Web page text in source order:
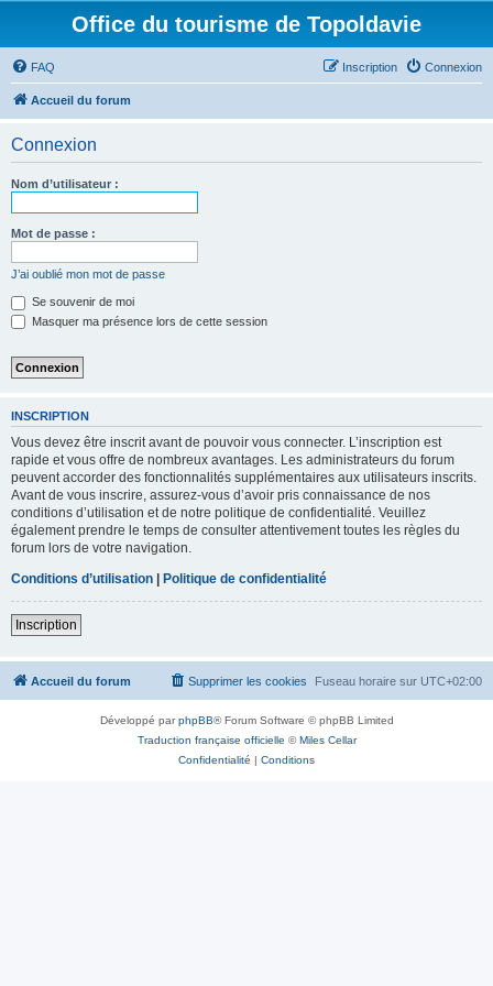
Office du tourisme de Topoldavie
FAQ Connexion
Inscription
Accueil du forum
Connexion
Nom d’utilisateur :
Mot de passe :
J’ai oublié mon mot de passe
Se souvenir de moi
Masquer ma présence lors de cette session
INSCRIPTION
Vous devez être inscrit avant de pouvoir vous connecter. L’inscription est
rapide et vous offre de nombreux avantages. Les administrateurs du forum
peuvent accorder des fonctionnalités supplémentaires aux utilisateurs inscrits.
Avant de vous inscrire, assurez-vous d’avoir pris connaissance de nos
conditions d’utilisation et de notre politique de confidentialité. Veuillez
également prendre le temps de consulter attentivement toutes les règles du
forum lors de votre navigation.
Conditions d’utilisation | Politique de confidentialité
Inscription
Accueil du forum Fuseau horaire sur UTC+02:00
Supprimer les cookies
Développé parphpBB® Forum Software © phpBB Limited
Traduction française officielle ©Miles Cellar
Confidentialité | Conditions